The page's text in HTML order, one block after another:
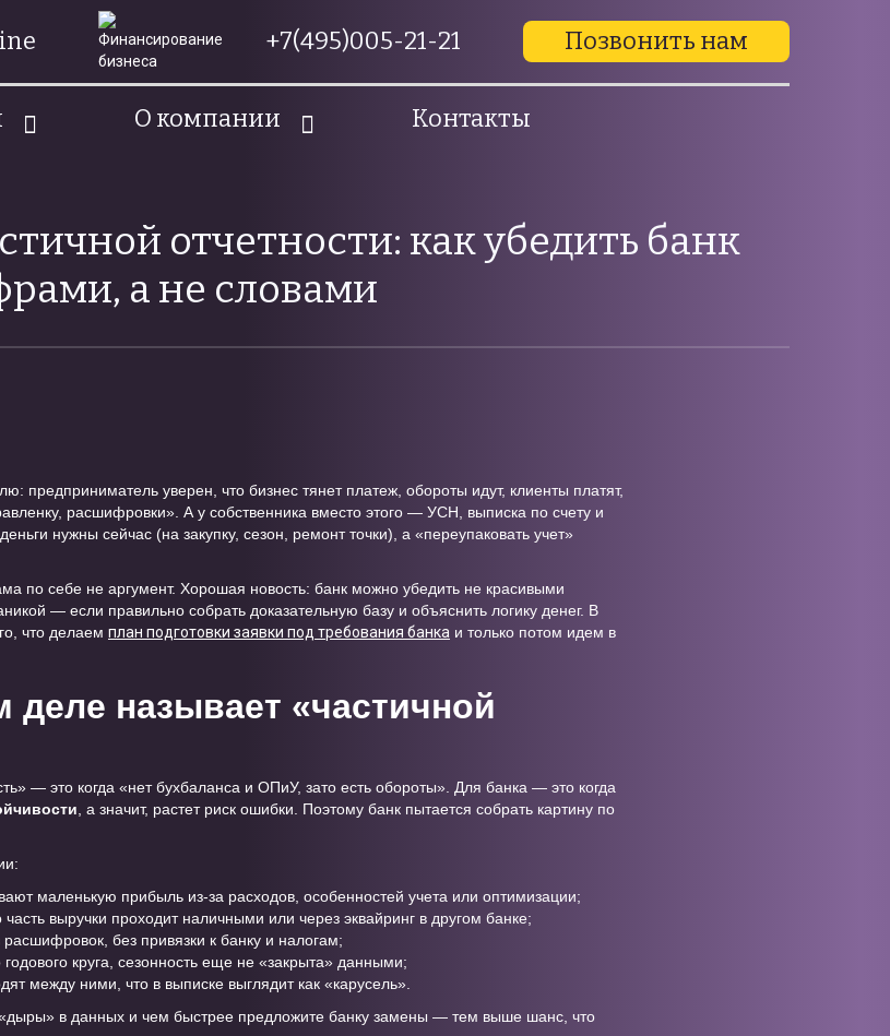
+7(495)005-21-21 Позвонить нам
О компании Контакты
отчетности: как убедить банк
а не словами
предприниматель уверен, что бизнес тянет платеж, обороты идут, клиенты платят,
расшифровки». А у собственника вместо этого — УСН, выписка по счету и
нужны сейчас (на закупку, сезон, ремонт точки), а «переупаковать учет»
по себе не аргумент. Хорошая новость: банк можно убедить не красивыми
— если правильно собрать доказательную базу и объяснить логику денег. В
что делаем план подготовки заявки под требования банка и только потом идем в
деле называет «частичной
— это когда «нет бухбаланса и ОПиУ, зато есть обороты». Для банка — это когда
, а значит, растет риск ошибки. Поэтому банк пытается собрать картину по
маленькую прибыль из-за расходов, особенностей учета или оптимизации;
выручки проходит наличными или через эквайринг в другом банке;
без привязки к банку и налогам;
круга, сезонность еще не «закрыта» данными;
между ними, что в выписке выглядит как «карусель».
в данных и чем быстрее предложите банку замены — тем выше шанс, что